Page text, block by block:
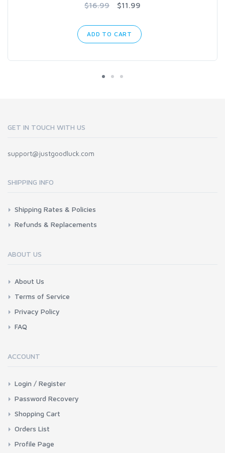
$16.99
$11.99
ADD TO CART
GET IN TOUCH WITH US
support@justgoodluck.com
SHIPPING INFO
Shipping Rates & Policies
Refunds & Replacements
ABOUT US
About Us
Terms of Service
Privacy Policy
FAQ
ACCOUNT
Login / Register
Password Recovery
Shopping Cart
Orders List
Profile Page